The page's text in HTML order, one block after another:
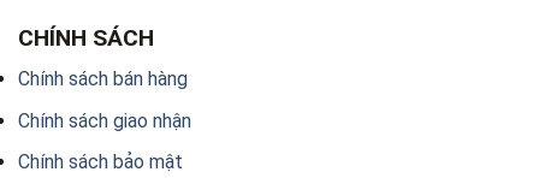
CHÍNH SÁCH
Chính sách bán hàng
Chính sách giao nhận
Chính sách bảo mật